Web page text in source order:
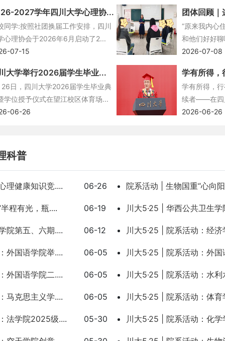
2027学年四川大学心理协...
同学:按照社团换届工作安排，四川
心理协会于2026年6月启动了2...
07-15
团体回顾
“原来我内心
和他们好好
2026-07-08
大学举行2026届学生毕业...
日，四川大学2026届学生毕业典
学位授予仪式在望江校区体育场...
06-26
学有所得，
学有所得，
续者——在四
2026-06-26
科普
理健康知识竞.... 06-26 院系活动 | 生物国重“心向
程有光，瓶.... 06-19 川大5·25 | 华西公共卫生学
院第五、六期.... 06-12 川大5·25 | 院系活动：经济
外国语学院举.... 06-05 川大5·25 | 院系活动：外国
外国语学院二.... 06-05 川大5·25 | 院系活动：水利
马克思主义学.... 06-05 川大5·25 | 院系活动：体育
法学院2025级.... 05-30 川大5·25 | 院系活动：化学